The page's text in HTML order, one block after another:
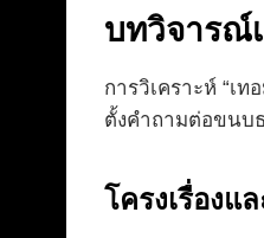
บทวิจารณ์
การวิเคราะห์ “เ
ตั้งคำถามต่อขนบ
โครงเรื่องแ